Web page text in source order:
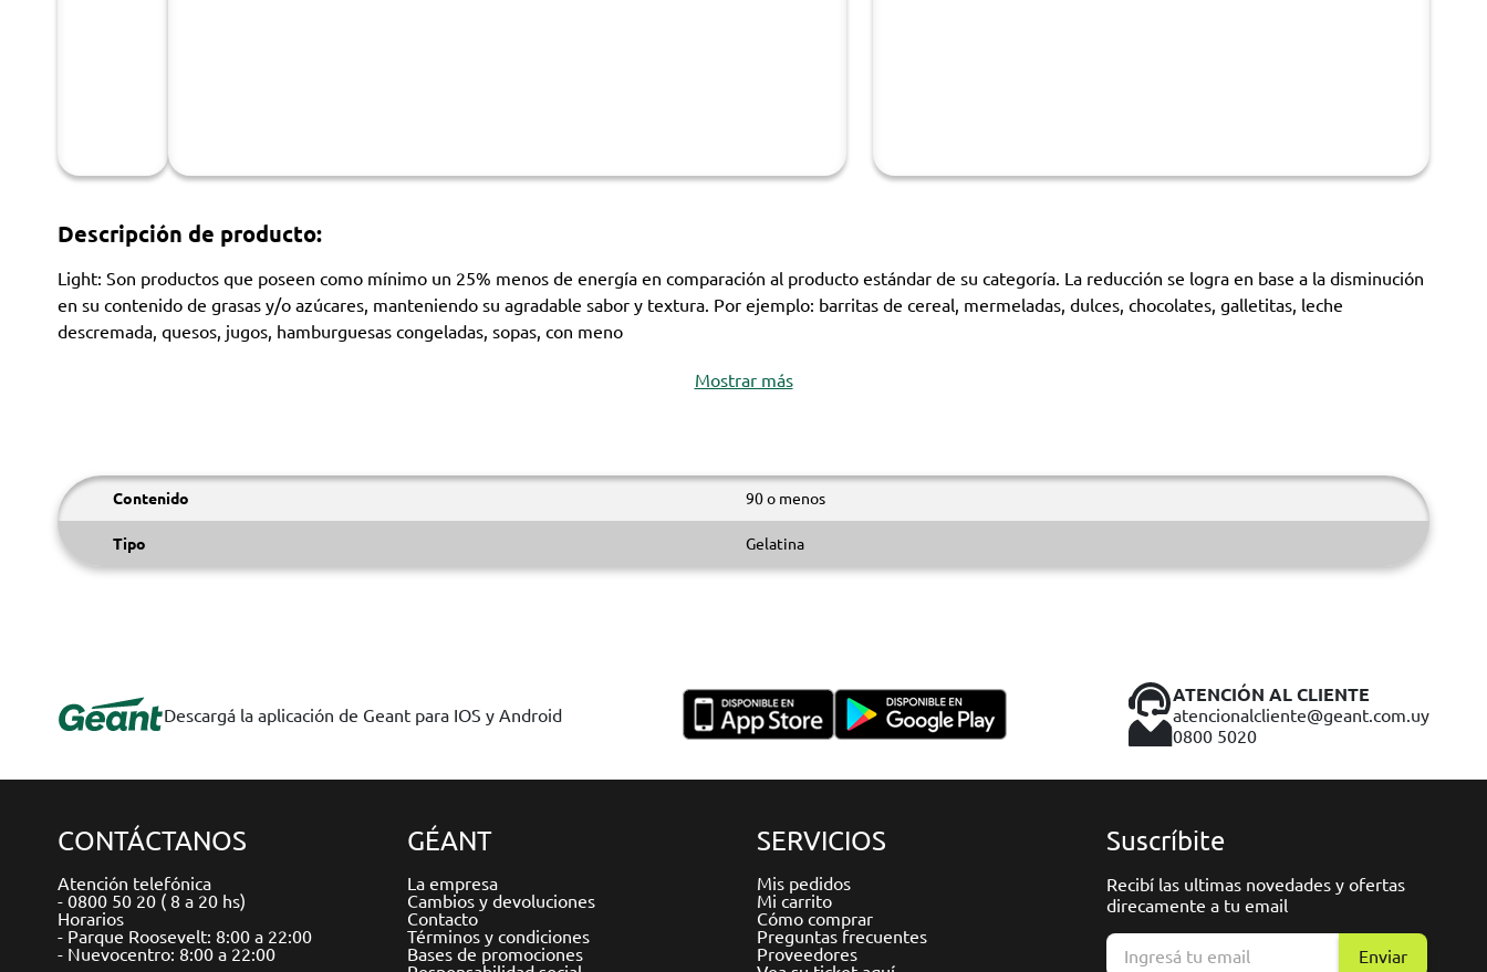
Descripción de producto:
Light: Son productos que poseen como mínimo un 25% menos de energía en comparación al producto estándar de su categoría. La reducción se logra en base a la disminución
en su contenido de grasas y/o azúcares, manteniendo su agradable sabor y textura. Por ejemplo: barritas de cereal, mermeladas, dulces, chocolates, galletitas, leche
descremada, quesos, jugos, hamburguesas congeladas, sopas, con meno
Mostrar más
Contenido 90 o menos
Tipo Gelatina
Descargá la aplicación de Geant para IOS y Android
ATENCIÓN AL CLIENTE
atencionalcliente@geant.com.uy
0800 5020
CONTÁCTANOS
Atención telefónica
- 0800 50 20 ( 8 a 20 hs)
Horarios
- Parque Roosevelt: 8:00 a 22:00
- Nuevocentro: 8:00 a 22:00
GÉANT
La empresa
Cambios y devoluciones
Contacto
Términos y condiciones
Bases de promociones
SERVICIOS
Mis pedidos
Mi carrito
Cómo comprar
Preguntas frecuentes
Proveedores
Suscríbite
Recibí las ultimas novedades y ofertas
direcamente a tu email
Enviar